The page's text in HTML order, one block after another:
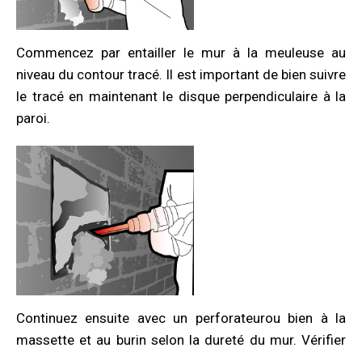
Commencez par entailler le mur à la meuleuse au
niveau du contour tracé. Il est important de bien suivre
le tracé en maintenant le disque perpendiculaire à la
paroi.
Continuez ensuite avec un perforateurou bien à la
massette et au burin selon la dureté du mur. Vérifier